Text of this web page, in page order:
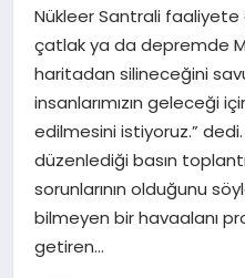
SANAT
POLITIKA
YAŞAM
SPOR
Nükleer Santrali
çatlak ya da depremde
haritadan silineceğini
insanlarımızın geleceği
edilmesini istiyoruz.”
düzenlediği basın
sorunlarının olduğunu
bilmeyen bir havaalanı
getiren…